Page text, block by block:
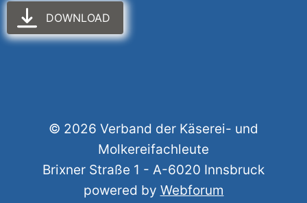
DOWNLOAD
© 2026 Verband der Käserei- und
Molkereifachleute
Brixner Straße 1 - A-6020 Innsbruck
powered by Webforum